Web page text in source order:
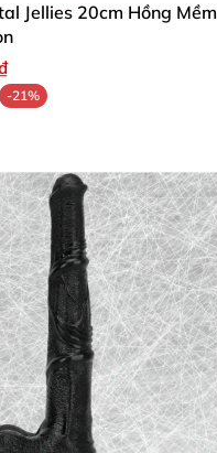
Jellies 20cm Hồng Mềm
-21%